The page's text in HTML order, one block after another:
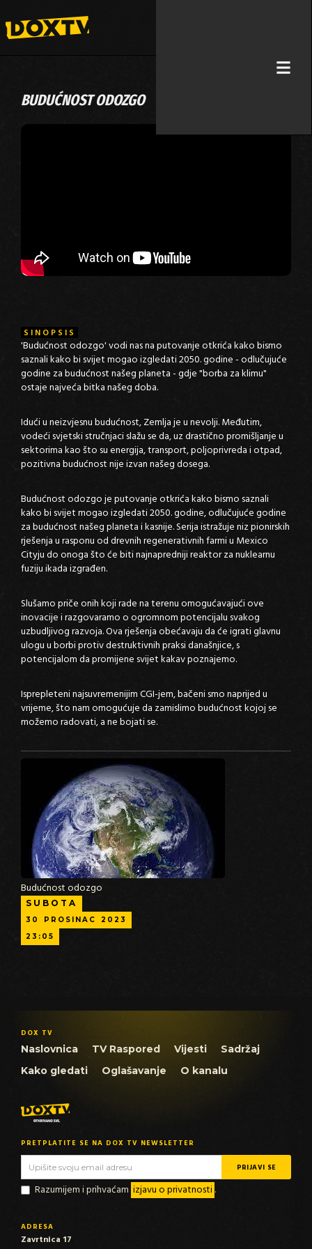
BUDUĆNOST ODOZGO
SINOPSIS
'Budućnost odozgo' vodi nas na putovanje otkrića kako bismo
saznali kako bi svijet mogao izgledati 2050. godine - odlučujuće
godine za budućnost našeg planeta - gdje "borba za klimu"
ostaje najveća bitka našeg doba.
Idući u neizvjesnu budućnost, Zemlja je u nevolji. Međutim,
vodeći svjetski stručnjaci slažu se da, uz drastično promišljanje u
sektorima kao što su energija, transport, poljoprivreda i otpad,
pozitivna budućnost nije izvan našeg dosega.
Budućnost odozgo je putovanje otkrića kako bismo saznali
kako bi svijet mogao izgledati 2050. godine, odlučujuće godine
za budućnost našeg planeta i kasnije. Serija istražuje niz pionirskih
rješenja u rasponu od drevnih regenerativnih farmi u Mexico
Cityju do onoga što će biti najnapredniji reaktor za nuklearnu
fuziju ikada izgrađen.
Slušamo priče onih koji rade na terenu omogućavajući ove
inovacije i razgovaramo o ogromnom potencijalu svakog
uzbudljivog razvoja. Ova rješenja obećavaju da će igrati glavnu
ulogu u borbi protiv destruktivnih praksi današnjice, s
potencijalom da promijene svijet kakav poznajemo.
Isprepleteni najsuvremenijim CGI-jem, bačeni smo naprijed u
vrijeme, što nam omogućuje da zamislimo budućnost kojoj se
možemo radovati, a ne bojati se.
Budućnost odozgo
SUBOTA
30 PROSINAC
2023
23:05
DOX TV
Naslovnica TV Raspored Vijesti
Sadržaj
Kako gledati
Oglašavanje O kanalu
PRETPLATITE SE NA DOX TV NEWSLETTER
Razumijem i prihvaćam izjavu o privatnosti.
ADRESA
Zavrtnica 17